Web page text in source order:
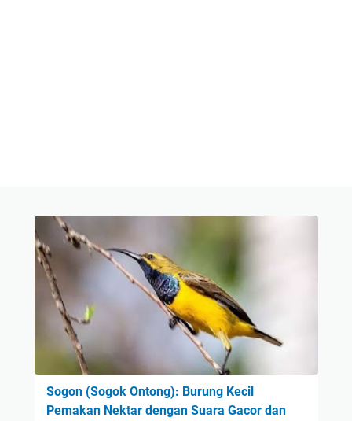
Sogon (Sogok Ontong): Burung Kecil
Pemakan Nektar dengan Suara Gacor dan